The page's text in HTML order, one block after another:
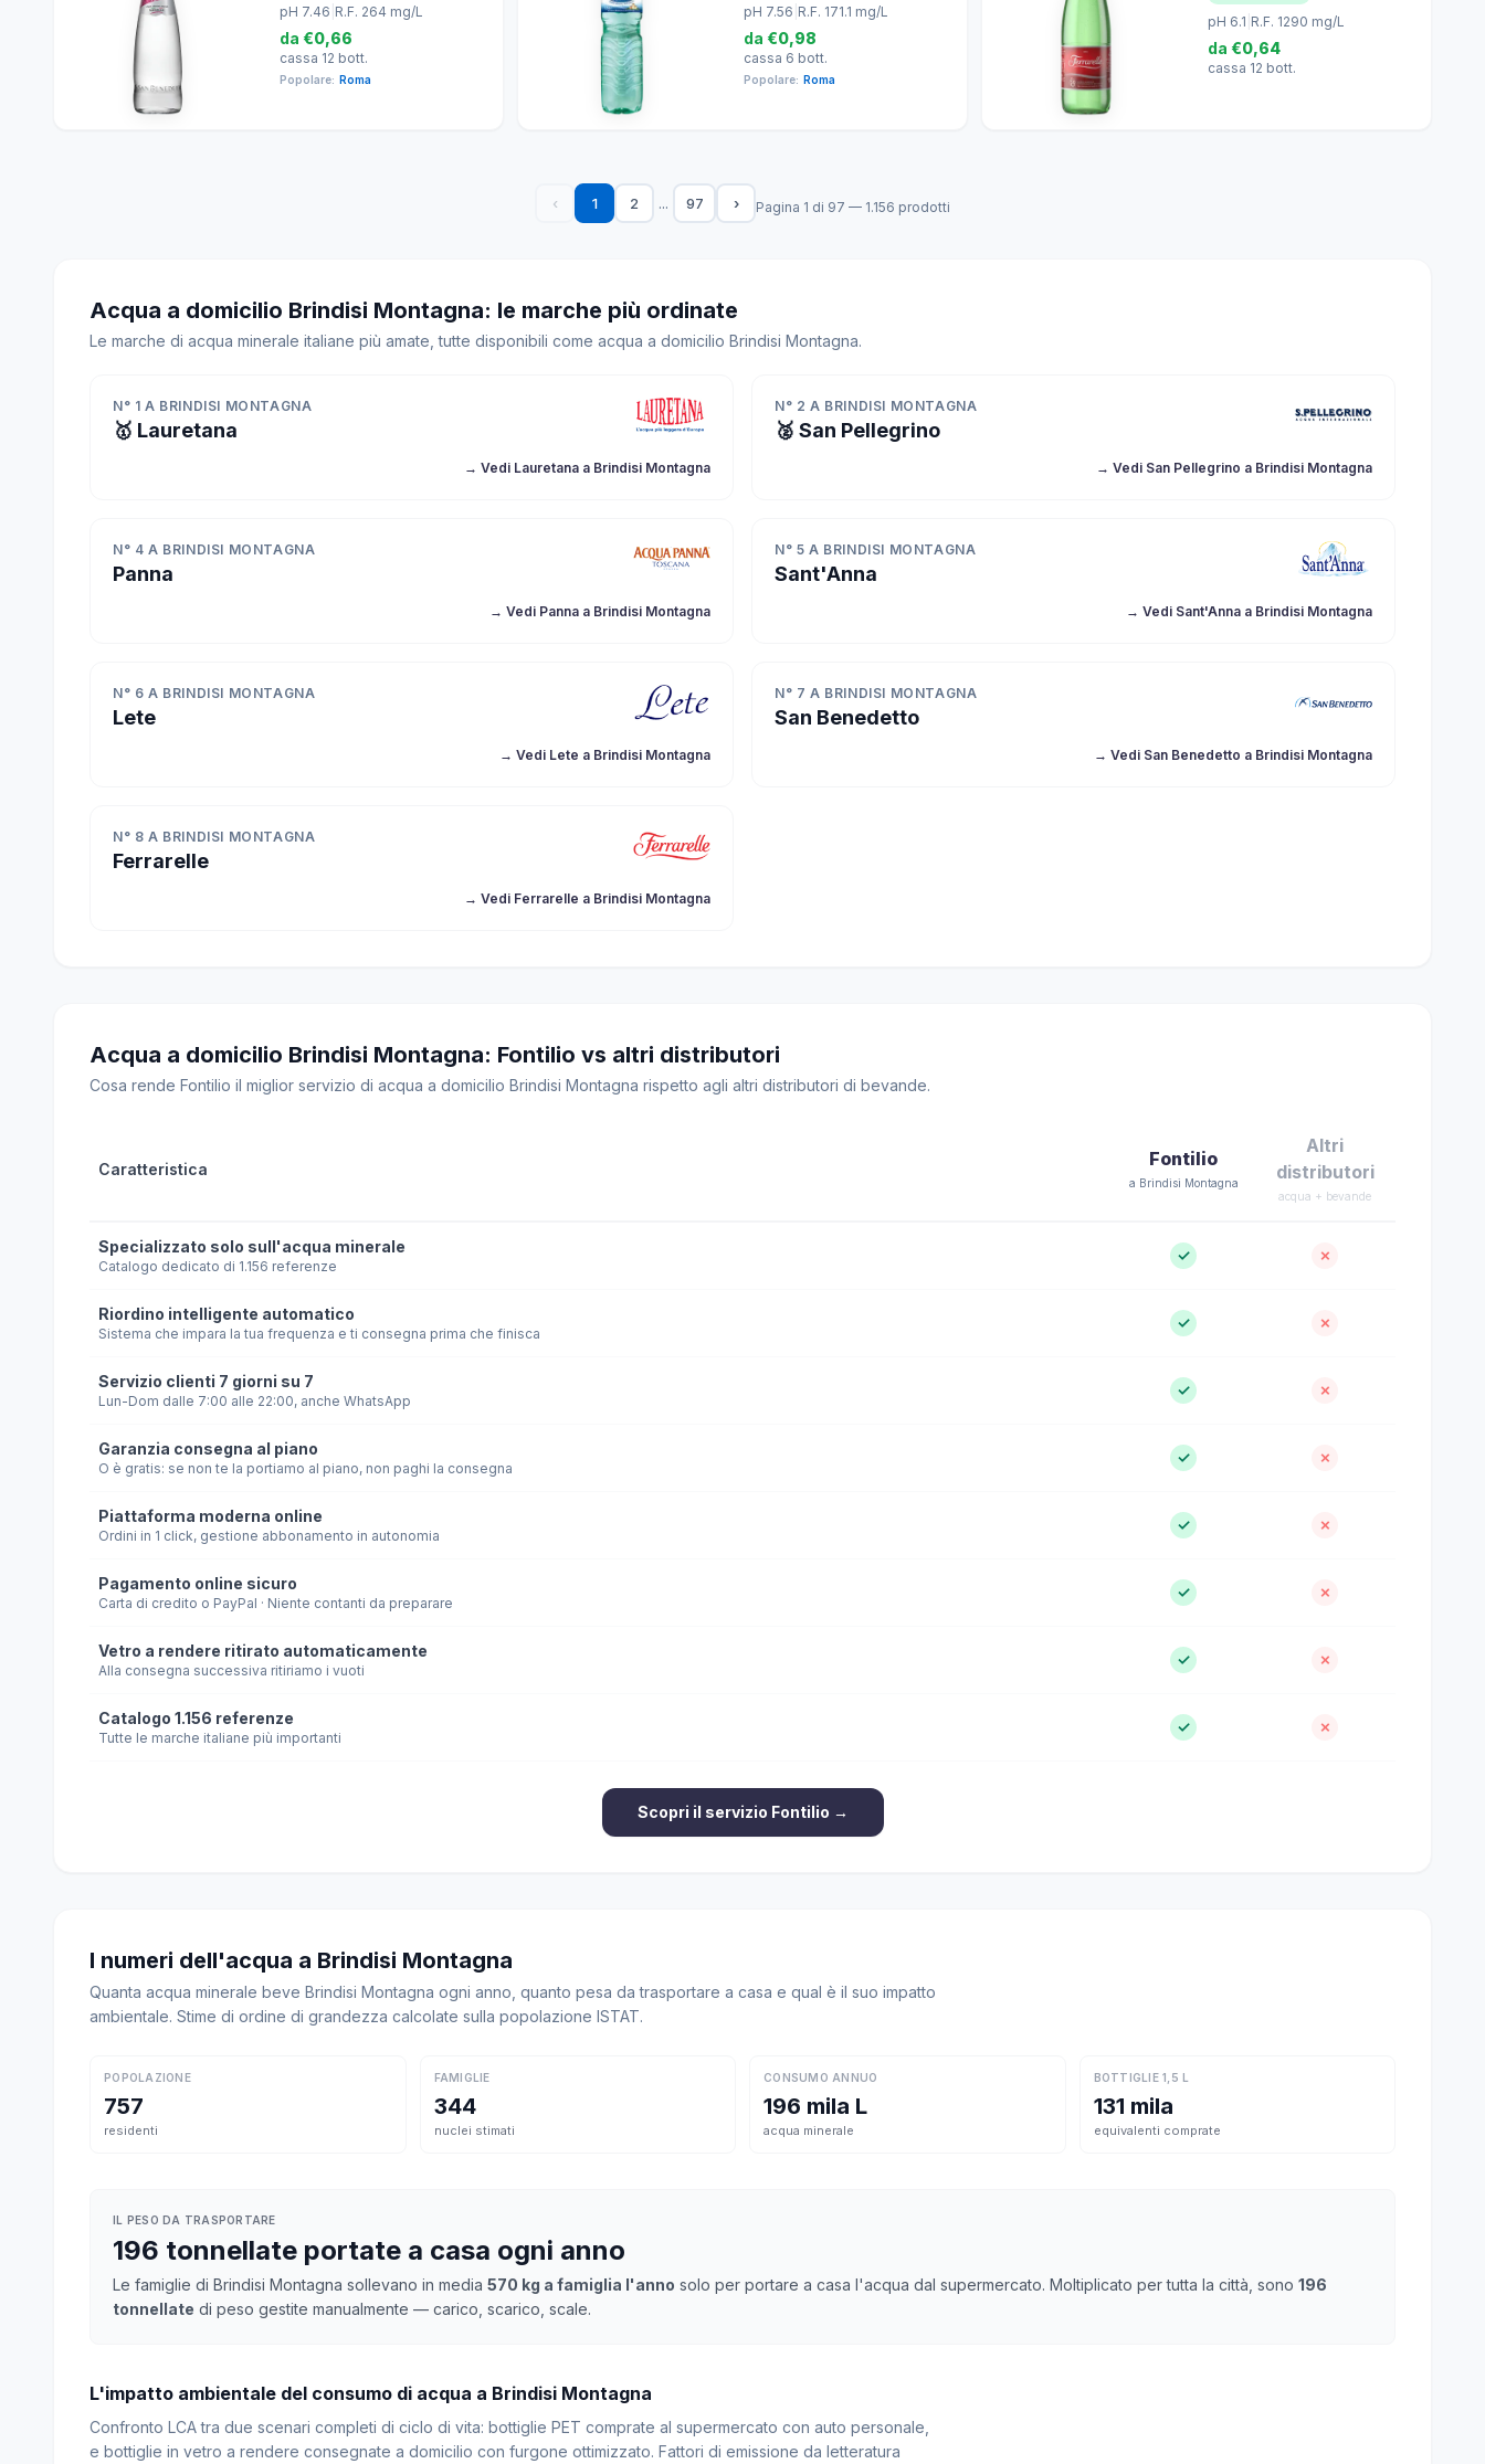
pH 7.46 R.F. 264 mg/L
da €0,66
cassa 12 bott.
Popolare: Roma
pH 7.56 R.F. 171.1 mg/L
da €0,98
cassa 6 bott.
Popolare: Roma
pH 6.1 R.F. 1290 mg/L
da €0,64
cassa 12 bott.
‹ 1 2 ... 97 › Pagina 1 di 97 — 1.156 prodotti
Acqua a domicilio Brindisi Montagna: le marche più ordinate
Le marche di acqua minerale italiane più amate, tutte disponibili come acqua a domicilio Brindisi Montagna.
N° 1 A BRINDISI MONTAGNA
🥇 Lauretana
→ Vedi Lauretana a Brindisi Montagna
N° 2 A BRINDISI MONTAGNA
🥈 San Pellegrino
→ Vedi San Pellegrino a Brindisi Montagna
N° 4 A BRINDISI MONTAGNA
Panna
→ Vedi Panna a Brindisi Montagna
N° 5 A BRINDISI MONTAGNA
Sant'Anna
→ Vedi Sant'Anna a Brindisi Montagna
N° 6 A BRINDISI MONTAGNA
Lete
→ Vedi Lete a Brindisi Montagna
N° 7 A BRINDISI MONTAGNA
San Benedetto
→ Vedi San Benedetto a Brindisi Montagna
N° 8 A BRINDISI MONTAGNA
Ferrarelle
→ Vedi Ferrarelle a Brindisi Montagna
Acqua a domicilio Brindisi Montagna: Fontilio vs altri distributori
Cosa rende Fontilio il miglior servizio di acqua a domicilio Brindisi Montagna rispetto agli altri distributori di bevande.
Caratteristica Fontilio
a Brindisi Montagna
Altri
distributori
acqua + bevande
Specializzato solo sull'acqua minerale
Catalogo dedicato di 1.156 referenze
✓ ✗
Riordino intelligente automatico
Sistema che impara la tua frequenza e ti consegna prima che finisca
✓ ✗
Servizio clienti 7 giorni su 7
Lun-Dom dalle 7:00 alle 22:00, anche WhatsApp
✓ ✗
Garanzia consegna al piano
O è gratis: se non te la portiamo al piano, non paghi la consegna
✓ ✗
Piattaforma moderna online
Ordini in 1 click, gestione abbonamento in autonomia
✓ ✗
Pagamento online sicuro
Carta di credito o PayPal · Niente contanti da preparare
✓ ✗
Vetro a rendere ritirato automaticamente
Alla consegna successiva ritiriamo i vuoti
✓ ✗
Catalogo 1.156 referenze
Tutte le marche italiane più importanti
✓ ✗
Scopri il servizio Fontilio →
I numeri dell'acqua a Brindisi Montagna
Quanta acqua minerale beve Brindisi Montagna ogni anno, quanto pesa da trasportare a casa e qual è il suo impatto
ambientale. Stime di ordine di grandezza calcolate sulla popolazione ISTAT.
POPOLAZIONE
757
residenti
FAMIGLIE
344
nuclei stimati
CONSUMO ANNUO
196 mila L
acqua minerale
BOTTIGLIE 1,5 L
131 mila
equivalenti comprate
IL PESO DA TRASPORTARE
196 tonnellate portate a casa ogni anno
Le famiglie di Brindisi Montagna sollevano in media 570 kg a famiglia l'anno solo per portare a casa l'acqua dal supermercato. Moltiplicato per tutta la città, sono 196
tonnellate di peso gestite manualmente — carico, scarico, scale.
L'impatto ambientale del consumo di acqua a Brindisi Montagna
Confronto LCA tra due scenari completi di ciclo di vita: bottiglie PET comprate al supermercato con auto personale,
e bottiglie in vetro a rendere consegnate a domicilio con furgone ottimizzato. Fattori di emissione da letteratura